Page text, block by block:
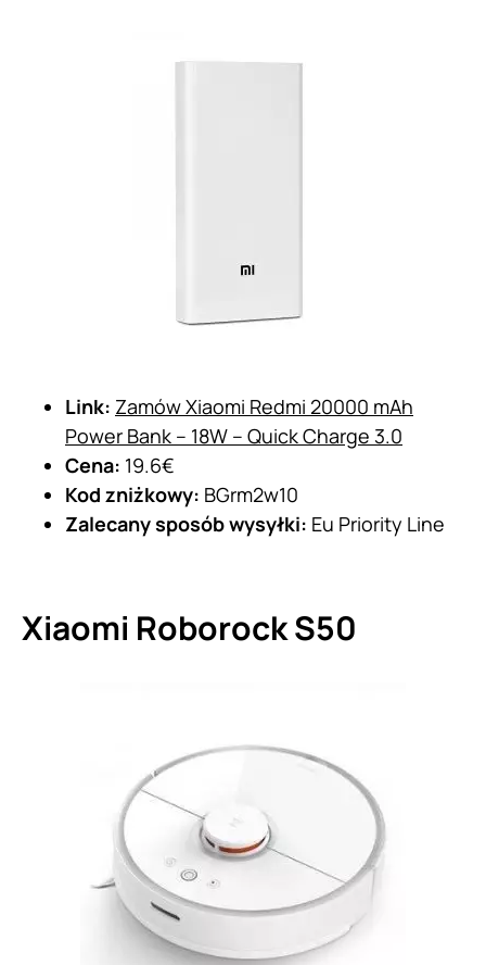
Link: Zamów Xiaomi Redmi 20000 mAh
Power Bank – 18W – Quick Charge 3.0
Cena: 19.6€
Kod zniżkowy: BGrm2w10
Zalecany sposób wysyłki: Eu Priority Line
Xiaomi Roborock S50